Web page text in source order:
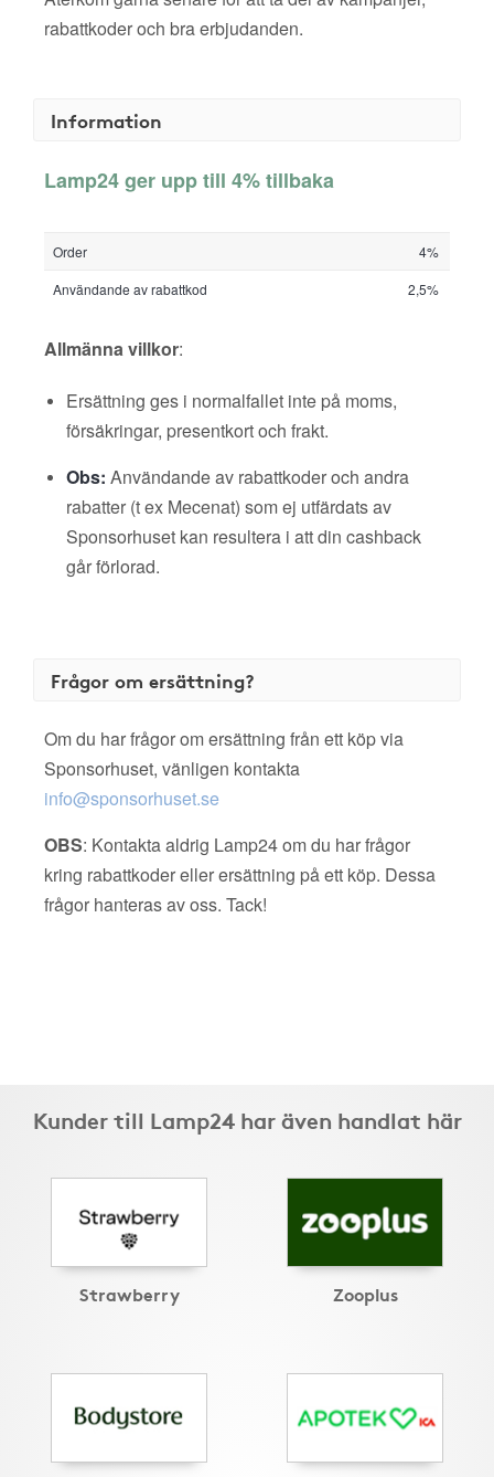
rabattkoder och bra erbjudanden.
Information
Lamp24 ger upp till 4% tillbaka
Order
4%
Användande av rabattkod
2,5%
Allmänna villkor:
Ersättning ges i normalfallet inte på moms,
försäkringar, presentkort och frakt.
Obs: Användande av rabattkoder och andra
rabatter (t ex Mecenat) som ej utfärdats av
Sponsorhuset kan resultera i att din cashback
går förlorad.
Frågor om ersättning?
Om du har frågor om ersättning från ett köp via
Sponsorhuset, vänligen kontakta
info@sponsorhuset.se
OBS: Kontakta aldrig Lamp24 om du har frågor
kring rabattkoder eller ersättning på ett köp. Dessa
frågor hanteras av oss. Tack!
Kunder till Lamp24 har även handlat här
Strawberry Zooplus